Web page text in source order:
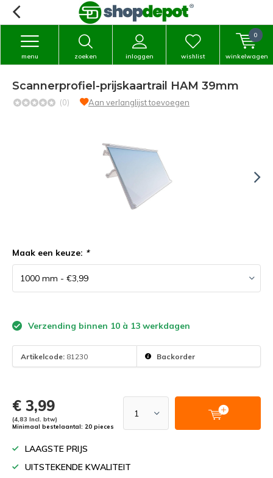
zoeken inloggen
menu wishlist winkelwagen
0
Scannerprofiel-prijskaartrail HAM 39mm
(0) Aan verlanglijst toevoegen
Maak een keuze: *
Verzending binnen 10 à 13 werkdagen
Artikelcode: 81230 Backorder
€ 3,99
(4,83 Incl. btw)
Minimaal bestelaantal: 20 pieces
LAAGSTE PRIJS
UITSTEKENDE KWALITEIT